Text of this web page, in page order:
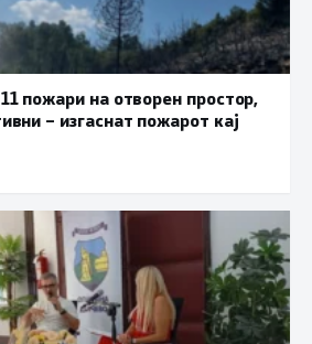
пожари на отворен простор,
– изгаснат пожарот кај